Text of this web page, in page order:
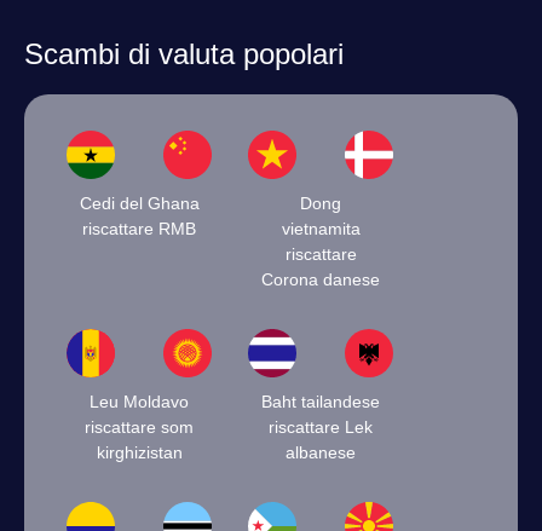
Scambi di valuta popolari
Cedi del Ghana
riscattare RMB
Dong
vietnamita
riscattare
Corona danese
Leu Moldavo
riscattare som
kirghizistan
Baht tailandese
riscattare Lek
albanese